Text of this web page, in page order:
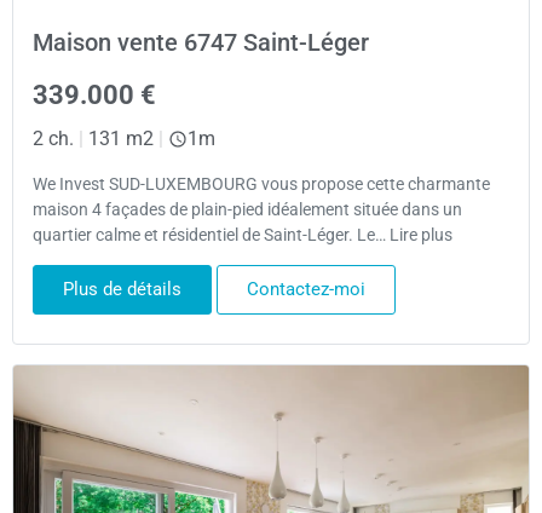
Maison vente 6747 Saint-Léger
339.000 €
2 ch. 131 m2 1m
We Invest SUD-LUXEMBOURG vous propose cette charmante
maison 4 façades de plain-pied idéalement située dans un
quartier calme et résidentiel de Saint-Léger. Le… Lire plus
Plus de détails Contactez-moi